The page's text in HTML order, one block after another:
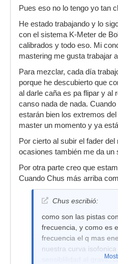
si le echas un vistazo a
iguala...
por si no tenías en
mezcles a más
Pues eso no lo tengo yo tan
He estado trabajando y lo
con el sistema K-Meter de
calibrados y todo eso. Mi
mastering me gusta trabajar
Para mezclar, cada día
porque he descubierto que
al darle caña es pa flipar y al
canso nada de nada.
estarán bien los extremos
master un momento y ya
Por cierto al subir el fader
ocasiones también me da un
Por otra parte creo que
Cuando Chus más arriba
Chus escribió:
como son las pistas
frecuencia, y como es
frecuencia el q mas
nuestra curva
sensiblilidad al grave,